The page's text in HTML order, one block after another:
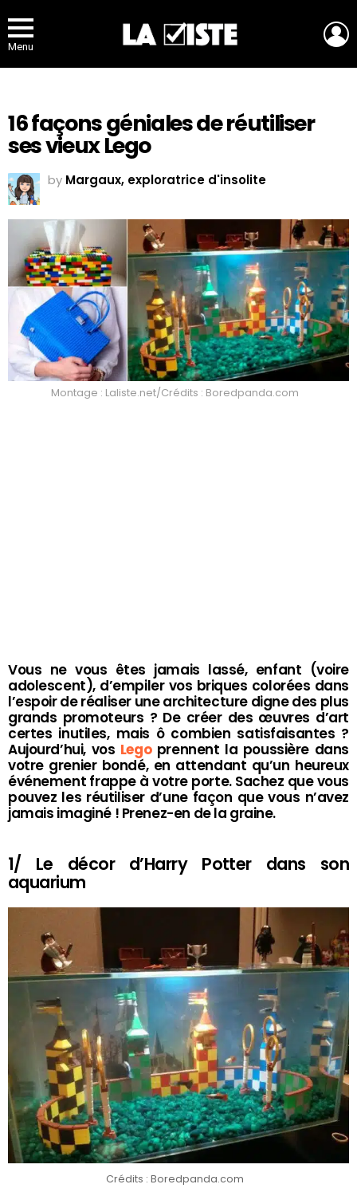
Menu
16 façons géniales de réutiliser
ses vieux Lego
by Margaux, exploratrice d'insolite
Montage : Laliste.net/Crédits : Boredpanda.com
Vous ne vous êtes jamais lassé, enfant (voire
adolescent), d’empiler vos briques colorées dans
l’espoir de réaliser une architecture digne des plus
grands promoteurs ? De créer des œuvres d’art
certes inutiles, mais ô combien satisfaisantes ?
Aujourd’hui, vos Legoprennent la poussière dans
votre grenier bondé, en attendant qu’un heureux
événement frappe à votre porte. Sachez que vous
pouvez les réutiliser d’une façon que vous n’avez
jamais imaginé ! Prenez-en de la graine.
1/ Le décor d’Harry Potter dans son
aquarium
Crédits : Boredpanda.com